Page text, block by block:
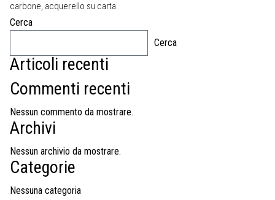
LE COLLEZIONI
GLI AUTORI
MOSTRE
EVENTI
PALAZZO DELLE MUSE
carbone, acquerello su carta
Cerca
Cerca
Articoli recenti
Commenti recenti
Nessun commento da mostrare.
Archivi
Nessun archivio da mostrare.
Categorie
Nessuna categoria